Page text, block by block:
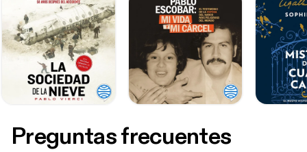
Preguntas frecuentes